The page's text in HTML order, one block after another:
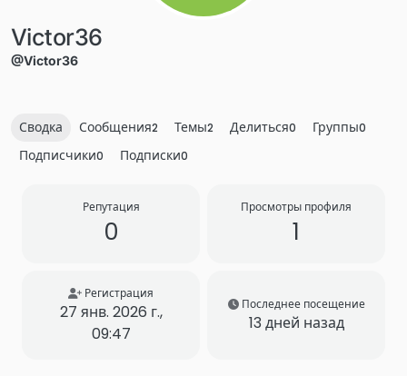
Victor36
@Victor36
Сводка Сообщения2 Темы2 Делиться0 Группы0
Подписчики0 Подписки0
Репутация
0
Просмотры профиля
1
Регистрация
27 янв. 2026 г.,
09:47
Последнее посещение
13 дней назад